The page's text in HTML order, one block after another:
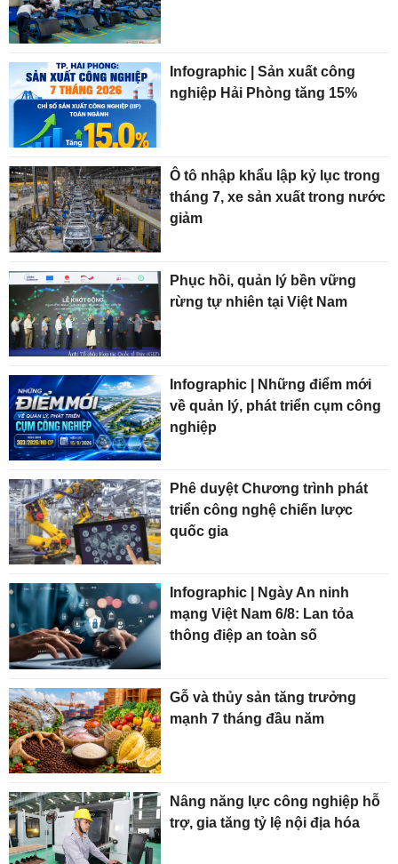
Infographic | Sản xuất công
nghiệp Hải Phòng tăng 15%
Ô tô nhập khẩu lập kỷ lục trong
tháng 7, xe sản xuất trong nước
giảm
Phục hồi, quản lý bền vững
rừng tự nhiên tại Việt Nam
Infographic | Những điểm mới
về quản lý, phát triển cụm công
nghiệp
Phê duyệt Chương trình phát
triển công nghệ chiến lược
quốc gia
Infographic | Ngày An ninh
mạng Việt Nam 6/8: Lan tỏa
thông điệp an toàn số
Gỗ và thủy sản tăng trưởng
mạnh 7 tháng đầu năm
Nâng năng lực công nghiệp hỗ
trợ, gia tăng tỷ lệ nội địa hóa